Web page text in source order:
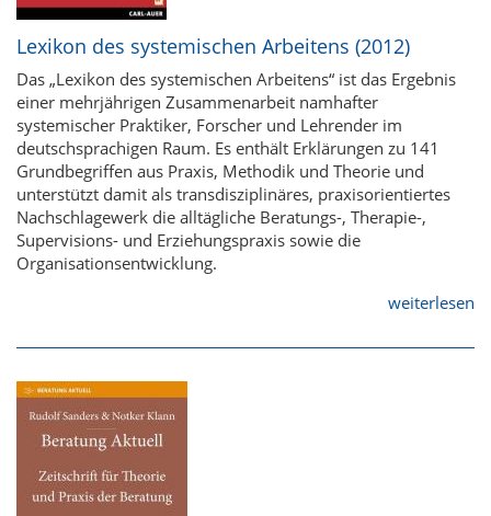
Lexikon des systemischen Arbeitens (2012)
Das „Lexikon des systemischen Arbeitens“ ist das Ergebnis
einer mehrjährigen Zusammenarbeit namhafter
systemischer Praktiker, Forscher und Lehrender im
deutschsprachigen Raum. Es enthält Erklärungen zu 141
Grundbegriffen aus Praxis, Methodik und Theorie und
unterstützt damit als transdisziplinäres, praxisorientiertes
Nachschlagewerk die alltägliche Beratungs-, Therapie-,
Supervisions- und Erziehungspraxis sowie die
Organisationsentwicklung.
weiterlesen